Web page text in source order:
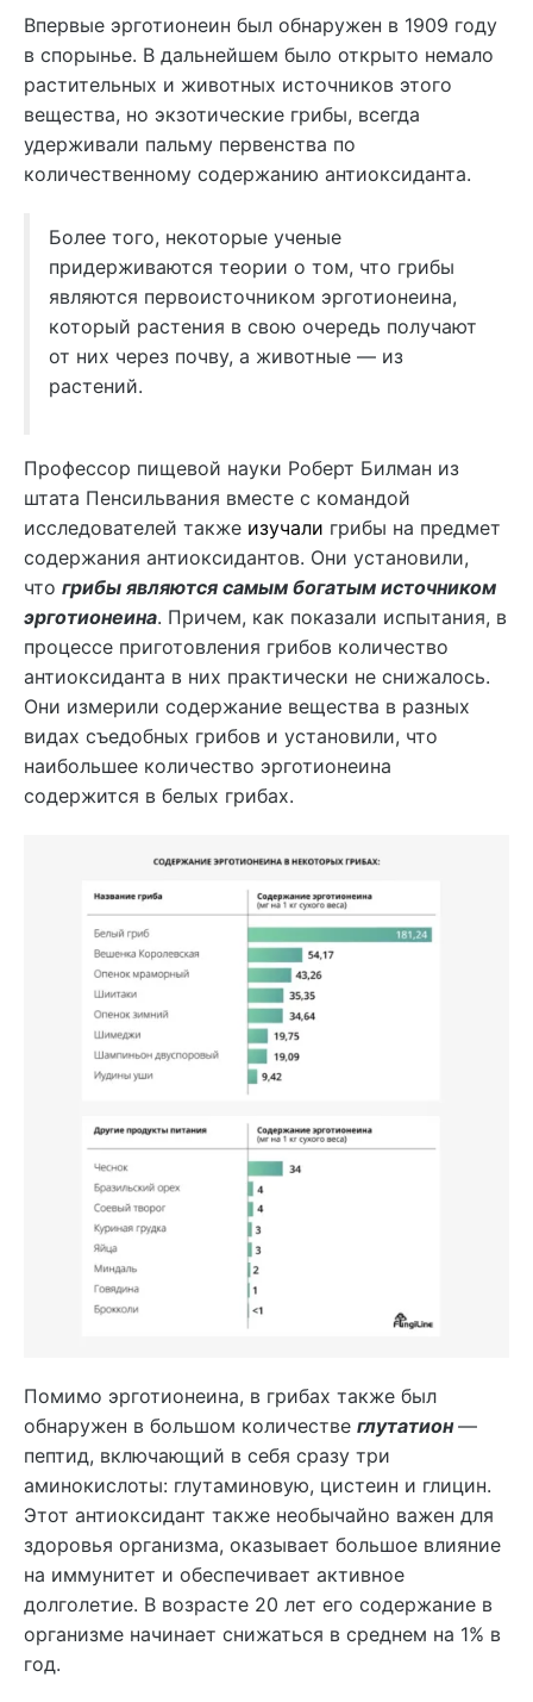
Впервые эрготионеин был обнаружен в 1909 году
в спорынье. В дальнейшем было открыто немало
растительных и животных источников этого
вещества, но экзотические грибы, всегда
удерживали пальму первенства по
количественному содержанию антиоксиданта.
Более того, некоторые ученые
придерживаются теории о том, что грибы
являются первоисточником эрготионеина,
который растения в свою очередь получают
от них через почву, а животные — из
растений.
Профессор пищевой науки Роберт Билман из
штата Пенсильвания вместе с командой
исследователей также изучали грибы на предмет
содержания антиоксидантов. Они установили,
что грибы являются самым богатым источником
эрготионеина. Причем, как показали испытания, в
процессе приготовления грибов количество
антиоксиданта в них практически не снижалось.
Они измерили содержание вещества в разных
видах съедобных грибов и установили, что
наибольшее количество эрготионеина
содержится в белых грибах.
Помимо эрготионеина, в грибах также был
обнаружен в большом количестве глутатион—
пептид, включающий в себя сразу три
аминокислоты: глутаминовую, цистеин и глицин.
Этот антиоксидант также необычайно важен для
здоровья организма, оказывает большое влияние
на иммунитет и обеспечивает активное
долголетие. В возрасте 20 лет его содержание в
организме начинает снижаться в среднем на 1% в
год.